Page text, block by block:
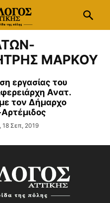
ΜΑΡΚΟΥ
εργασίας του
Ανατ.
τον Δήμαρχο
18 Σεπ, 2019